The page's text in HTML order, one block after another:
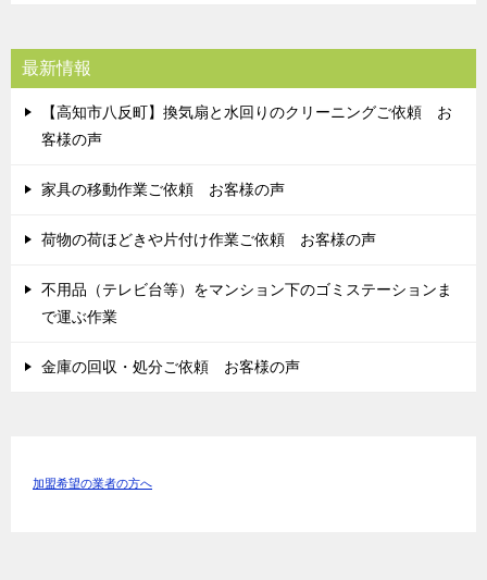
最新情報
【高知市八反町】換気扇と水回りのクリーニングご依頼 お
客様の声
家具の移動作業ご依頼 お客様の声
荷物の荷ほどきや片付け作業ご依頼 お客様の声
不用品（テレビ台等）をマンション下のゴミステーションま
で運ぶ作業
金庫の回収・処分ご依頼 お客様の声
加盟希望の業者の方へ